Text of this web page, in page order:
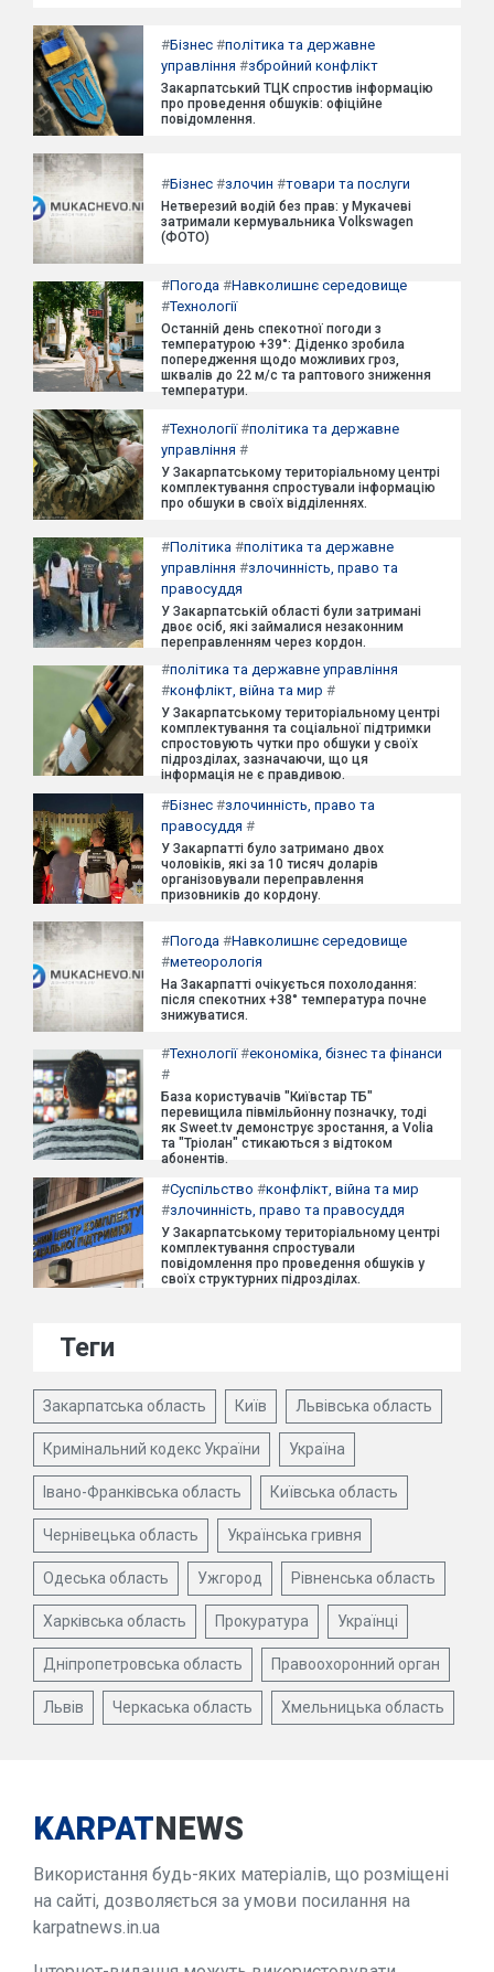
#Бізнес #політика та державне
управління #збройний конфлікт
Закарпатський ТЦК спростив інформацію
про проведення обшуків: офіційне
повідомлення.
#Бізнес #злочин #товари та послуги
Нетверезий водій без прав: у Мукачеві
затримали кермувальника Volkswagen
(ФОТО)
#Погода #Навколишнє середовище
#Технології
Останній день спекотної погоди з
температурою +39°: Діденко зробила
попередження щодо можливих гроз,
шквалів до 22 м/с та раптового зниження
температури.
#Технології#політика та державне
управління #
У Закарпатському територіальному центрі
комплектування спростували інформацію
про обшуки в своїх відділеннях.
#Політика #політика та державне
управління #злочинність, право та
правосуддя
У Закарпатській області були затримані
двоє осіб, які займалися незаконним
переправленням через кордон.
#політика та державне управління
#конфлікт, війна та мир #
У Закарпатському територіальному центрі
комплектування та соціальної підтримки
спростовують чутки про обшуки у своїх
підрозділах, зазначаючи, що ця
інформація не є правдивою.
#Бізнес #злочинність, право та
правосуддя #
У Закарпатті було затримано двох
чоловіків, які за 10 тисяч доларів
організовували переправлення
призовників до кордону.
#Погода #Навколишнє середовище
#метеорологія
На Закарпатті очікується похолодання:
після спекотних +38° температура почне
знижуватися.
#Технології#економіка, бізнес та фінанси
#
База користувачів "Київстар ТБ"
перевищила півмільйонну позначку, тоді
як Sweet.tv демонструє зростання, а Volia
та "Тріолан" стикаються з відтоком
абонентів.
#Суспільство #конфлікт, війна та мир
#злочинність, право та правосуддя
У Закарпатському територіальному центрі
комплектування спростували
повідомлення про проведення обшуків у
своїх структурних підрозділах.
Теги
Закарпатська область Київ Львівська область
Кримінальний кодекс України Україна
Івано-Франківська область Київська область
Чернівецька область Українська гривня
Одеська область Ужгород Рівненська область
Харківська область Прокуратура Українці
Дніпропетровська область Правоохоронний орган
Львів Черкаська область Хмельницька область
KARPATNEWS
Використання будь-яких матеріалів, що розміщені
на сайті, дозволяється за умови посилання на
karpatnews.in.ua